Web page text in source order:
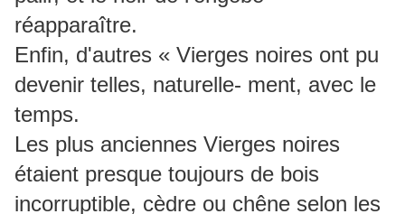
réapparaître.
Enfin, d'autres « Vierges noires ont pu
devenir telles, naturelle- ment, avec le
temps.
Les plus anciennes Vierges noires
étaient presque toujours de bois
incorruptible, cèdre ou chêne selon les